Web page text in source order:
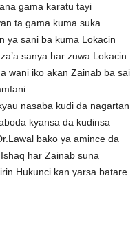
gama karatu tayi
ta gama kuma suka
ya sani ba kuma Lokacin
sanya har zuwa Lokacin
wani iko akan Zainab ba sai
nasaba kudi da nagartan
kyansa da kudinsa
bako ya amince da
har Zainab suna
Hukunci kan yarsa batare